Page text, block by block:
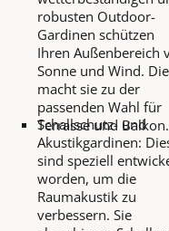
robusten Outdoor-
Gardinen schützen
Ihren Außenbereich
Sonne und Wind.
macht sie zu der
passenden Wahl für
Terrasse und Balkon.
Schallschutz- und
Akustikgardinen:
sind speziell
worden, um die
Raumakustik zu
verbessern. Sie